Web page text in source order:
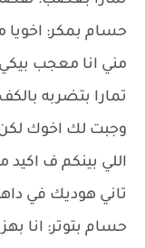
حسام بمكر:
مني انا معجب
تمارا بتضربه
وجبت لك اخوك
اللي بينكم ف
تاني هوديك في
حسام بتوتر: انا